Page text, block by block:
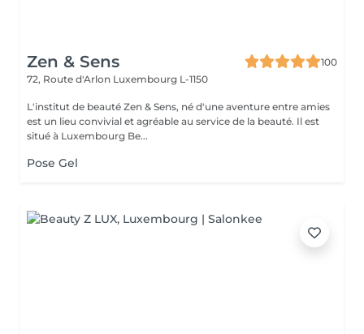
Zen & Sens
100
72, Route d'Arlon Luxembourg L-1150
L'institut de beauté Zen & Sens, né d'une aventure entre amies
est un lieu convivial et agréable au service de la beauté. Il est
situé à Luxembourg Be...
Pose Gel